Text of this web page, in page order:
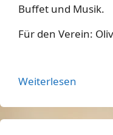
Buffet und Musik.
Für den Verein:
Weiterlesen